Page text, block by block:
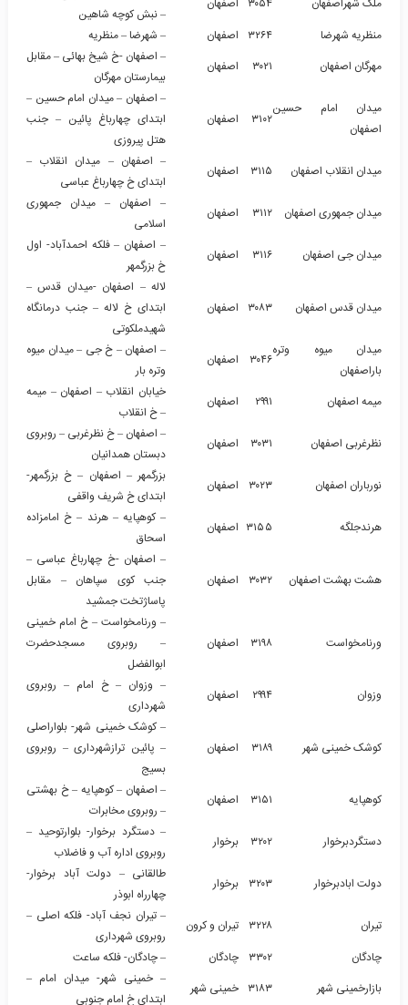
– نبش کوچه شاهین
منظریه شهرضا
۳۲۶۴ اصفهان
– شهرضا – منظریه
مهرگان اصفهان
۳۰۲۱ اصفهان
– اصفهان -خ شیخ بهائی – مقابل
بیمارستان مهرگان
میدان امام حسین
اصفهان
۳۱۰۲ اصفهان
– اصفهان – میدان امام حسین –
ابتدای چهارباغ پائین – جنب
هتل پیروزی
میدان انقلاب اصفهان
۳۱۱۵ اصفهان
– اصفهان – میدان انقلاب –
ابتدای خ چهارباغ عباسی
میدان جمهوری اصفهان
۳۱۱۲ اصفهان
– اصفهان – میدان جمهوری
اسلامی
میدان جی اصفهان
۳۱۱۶ اصفهان
– اصفهان – فلکه احمدآباد- اول
خ بزرگمهر
میدان قدس اصفهان ۳۰۸۳ اصفهان
لاله – اصفهان -میدان قدس –
ابتدای خ لاله – جنب درمانگاه
شهیدملکوتی
میدان میوه وتره
باراصفهان
۳۰۴۶ اصفهان
– اصفهان – خ جی – میدان میوه
وتره بار
میمه اصفهان
۲۹۹۱ اصفهان
خیابان انقلاب – اصفهان – میمه
– خ انقلاب
نظرغربی اصفهان
۳۰۳۱ اصفهان
– اصفهان – خ نظرغربی – روبروی
دبستان همدانیان
نورباران اصفهان
۳۰۲۳ اصفهان
بزرگمهر – اصفهان – خ بزرگمهر-
ابتدای خ شریف واقفی
هرندجلگه
۳۱۵۵ اصفهان
– کوهپایه – هرند – خ امامزاده
اسحاق
هشت بهشت اصفهان ۳۰۳۲ اصفهان
– اصفهان -خ چهارباغ عباسی –
جنب کوی سپاهان – مقابل
پاساژتخت جمشید
ورنامخواست ۳۱۹۸ اصفهان
– ورنامخواست – خ امام خمینی
– روبروی مسجدحضرت
ابوالفضل
وزوان
۲۹۹۴ اصفهان
– وزوان – خ امام – روبروی
شهرداری
کوشک خمینی شهر ۳۱۸۹ اصفهان
– کوشک خمینی شهر- بلواراصلی
– پائین ترازشهرداری – روبروی
بسیج
کوهپایه
۳۱۵۱ اصفهان
– اصفهان – کوهپایه – خ بهشتی
– روبروی مخابرات
دستگردبرخوار
۳۲۰۲ برخوار
– دستگرد برخوار- بلوارتوحید –
روبروی اداره آب و فاضلاب
دولت ابادبرخوار
۳۲۰۳ برخوار
طالقانی – دولت آباد برخوار-
چهارراه ابوذر
تیران
۳۲۲۸ تیران و کرون
– تیران نجف آباد- فلکه اصلی –
روبروی شهرداری
چادگان
۳۳۰۲ چادگان
– چادگان- فلکه ساعت
بازارخمینی شهر
۳۱۸۳ خمینی شهر
– خمینی شهر- میدان امام –
ابتدای خ امام جنوبی